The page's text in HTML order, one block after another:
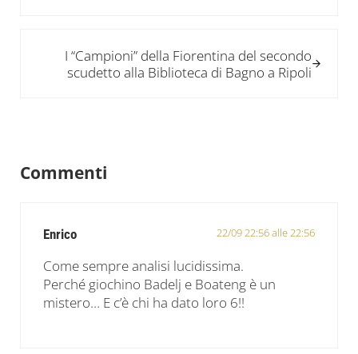
I “Campioni” della Fiorentina del secondo
scudetto alla Biblioteca di Bagno a Ripoli
Commenti
Enrico 22/09 22:56 alle 22:56
Come sempre analisi lucidissima.
Perché giochino Badelj e Boateng è un
mistero… E c’è chi ha dato loro 6!!